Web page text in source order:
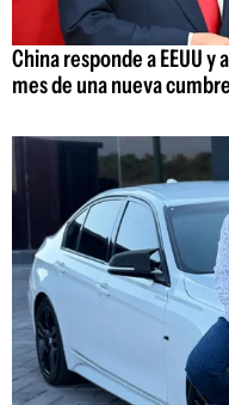
China responde a EEUU
mes de una nueva